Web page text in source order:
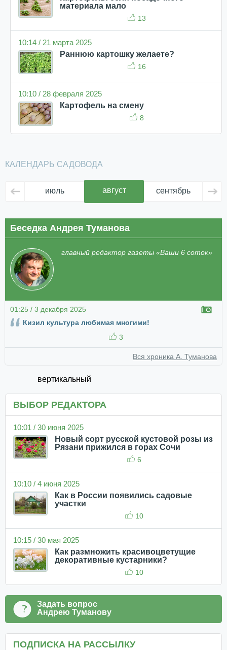
материала мало
13
10:14 / 21 марта 2025
Раннюю картошку желаете?
16
10:10 / 28 февраля 2025
Картофель на смену
8
КАЛЕНДАРЬ САДОВОДА
июль август сентябрь
Беседка Андрея Туманова
главный редактор газеты «Ваши 6 соток»
01:25 / 3 декабря 2025
Кизил культура любимая многими!
3
Вся хроника А. Туманова
вертикальный
ВЫБОР РЕДАКТОРА
10:01 / 30 июня 2025
Новый сорт русской кустовой розы из
Рязани прижился в горах Сочи
6
10:10 / 4 июня 2025
Как в России появились садовые
участки
10
10:15 / 30 мая 2025
Как размножить красивоцветущие
декоративные кустарники?
10
Задать вопрос
Андрею Туманову
ПОДПИСКА НА РАССЫЛКУ